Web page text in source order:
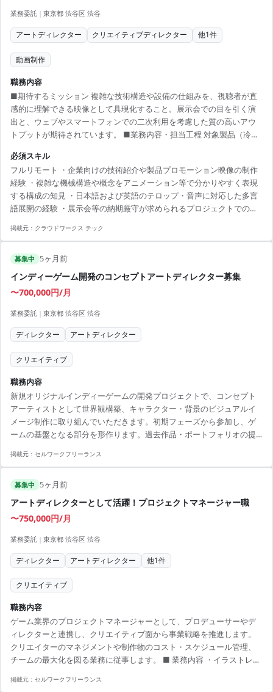
業務委託 | 東京都 渋谷区 渋谷
アートディレクター クリエイティブディレクター 他1件
動画制作
職務内容
■期待するミッション 複雑な技術構造や設備の仕組みを、視聴者が直
感的に理解できる映像として具現化すること。展示会での目を引く演
出と、ウェブやスマートフォンでの二次利用を考慮した質の高いアウ
トプットが期待されています。 ■業務内容・担当工程 対象製品（冷却
企画構成、シナリオ設計（技術の図解化を含む） ・映像制作 ・編集、
テロップ入れ（日本語版・英語版の2パターン） ・マルチデバイス展開
（展示会サイネージ、Web、スマートフォン縦型）への最適化 担当工
程：【要件定義・設計・実装・テスト】 ※映像制作における「企画・
構成・制作・編集」を各工程に当てはめて進行いただきま...
必須スキル
フルリモート ・企業向けの技術紹介や製品プロモーション映像の制作
経験 ・複雑な機械構造や概念をアニメーション等で分かりやすく表現
する構成の知見 ・日本語および英語のテロップ・音声に対応した多言
語展開の経験 ・展示会等の納期厳守が求められるプロジェクトでの進
掲載元： クラウドワークス テック
募集中 5ヶ月前
インディーゲーム開発のコンセプトアートディレクター募集
〜700,000円/月
業務委託 | 東京都 渋谷区 渋谷
ディレクター アートディレクター
クリエイティブ
職務内容
新規オリジナルインディーゲームの開発プロジェクトで、コンセプト
アーティストとして世界観構築、キャラクター・背景のビジュアルイ
メージ制作に取り組んでいただきます。初期フェーズから参加し、ゲ
ームの基盤となる部分を形作ります。過去作品・ポートフォリオの提
じながら働ける環境 ・Steam向け新規タイトルの開発に参画できる希
績を活かして新しい挑戦が可能 ・リモートワークを導入し、柔軟な働
き方が実現
掲載元： セルワークフリーランス
募集中 5ヶ月前
アートディレクターとして活躍！プロジェクトマネージャー職
〜750,000円/月
業務委託 | 東京都 渋谷区 渋谷
ディレクター アートディレクター 他1件
クリエイティブ
職務内容
ゲーム業界のプロジェクトマネージャーとして、プロデューサーやデ
ィレクターと連携し、クリエイティブ面から事業戦略を推進します。
クリエイターのマネジメントや制作物のコスト・スケジュール管理、
チームの最大化を図る業務に従事します。 ■ 業務内容 ・イラストレー
定、進行管理 ・アートチーム体制構築と人員配置戦略 【アピールポイ
掲載元： セルワークフリーランス